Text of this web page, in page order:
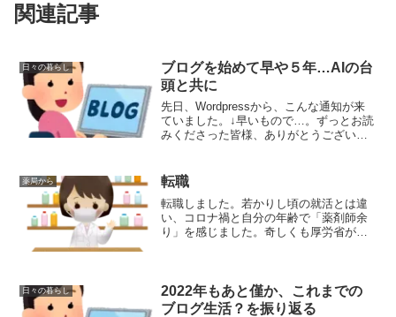
関連記事
日々の暮らし
ブログを始めて早や５年…AIの台
頭と共に
先日、Wordpressから、こんな通知が来
ていました。↓早いもので…。ずっとお読
みくださった皆様、ありがとうございま
言を目にしたり…。でも、続けられてい
る方もいらっし...
薬局から 転職
転職しました。若かりし頃の就活とは違
い、コロナ禍と自分の年齢で「薬剤師余
り」を感じました。奇しくも厚労省が
頃です。
日々の暮らし
2022年もあと僅か、これまでの
ブログ生活？を振り返る